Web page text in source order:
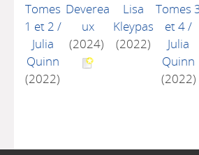
Tomes
1 et 2 /
Julia
Quinn
(2022)
Deverea
ux
(2024)
Lisa
Kleypas
(2022)
Tomes
et 4/
Julia
Quinn
(2022)